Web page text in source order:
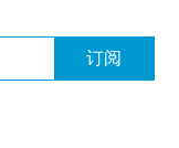
订阅